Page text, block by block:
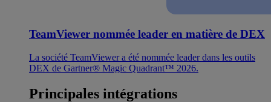
TeamViewer nommée leader en matière de DEX
La société TeamViewer a été nommée leader dans les outils
DEX de Gartner® Magic Quadrant™ 2026.
Principales intégrations